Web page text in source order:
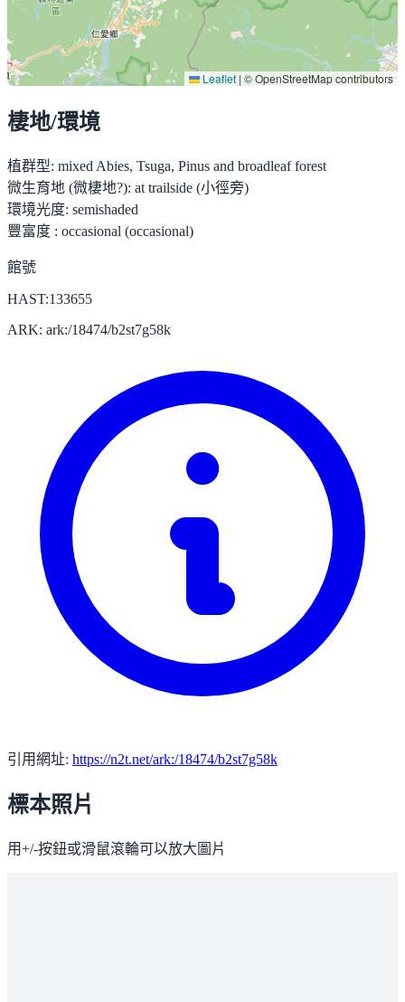
Leaflet | © OpenStreetMap contributors
棲地/環境
植群型: mixed Abies, Tsuga, Pinus and broadleaf forest
微生育地 (微棲地?): at trailside (小徑旁)
環境光度: semishaded
豐富度 : occasional (occasional)
館號
HAST:133655
ARK: ark:/18474/b2st7g58k
引用網址: https://n2t.net/ark:/18474/b2st7g58k
標本照片
用+/-按鈕或滑鼠滾輪可以放大圖片